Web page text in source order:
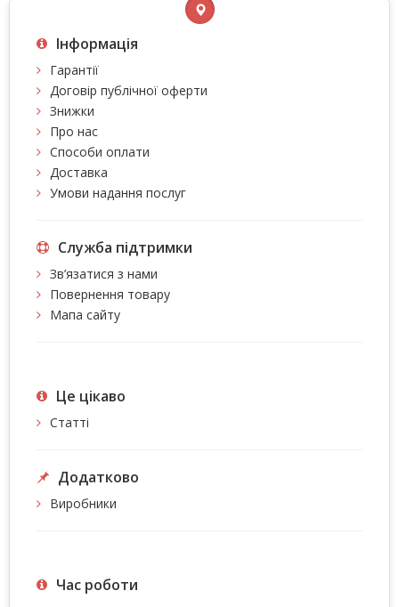
Інформація
Гарантії
Договір публічної оферти
Знижки
Про нас
Способи оплати
Доставка
Умови надання послуг
Служба підтримки
Зв’язатися з нами
Повернення товару
Мапа сайту
Це цiкаво
Статті
Додатково
Виробники
Час роботи